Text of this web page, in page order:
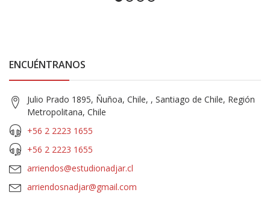
ENCUÉNTRANOS
Julio Prado 1895, Ñuñoa, Chile, , Santiago de Chile, Región
Metropolitana, Chile
+56 2 2223 1655
+56 2 2223 1655
arriendos@estudionadjar.cl
arriendosnadjar@gmail.com